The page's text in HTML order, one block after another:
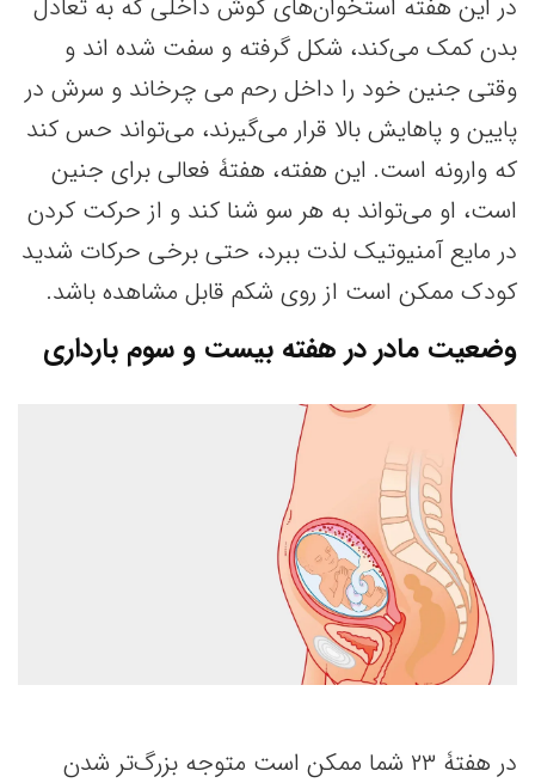
در این هفته استخوان‌های گوش داخلی که به تعادل
بدن کمک می‌کند، شکل گرفته و سفت شده اند و
وقتی جنین خود را داخل رحم می چرخاند و سرش در
پایین و پاهایش بالا قرار می‌گیرند، می‌تواند حس کند
که وارونه است. این هفته، هفتۀ فعالی برای جنین
است، او می‌تواند به هر سو شنا کند و از حرکت کردن
در مایع آمنیوتیک لذت ببرد، حتی برخی حرکات شدید
کودک ممکن است از روی شکم قابل مشاهده باشد.
وضعیت مادر در هفته بیست و سوم بارداری
در هفتۀ ۲۳ شما ممکن است متوجه بزرگ‌تر شدن